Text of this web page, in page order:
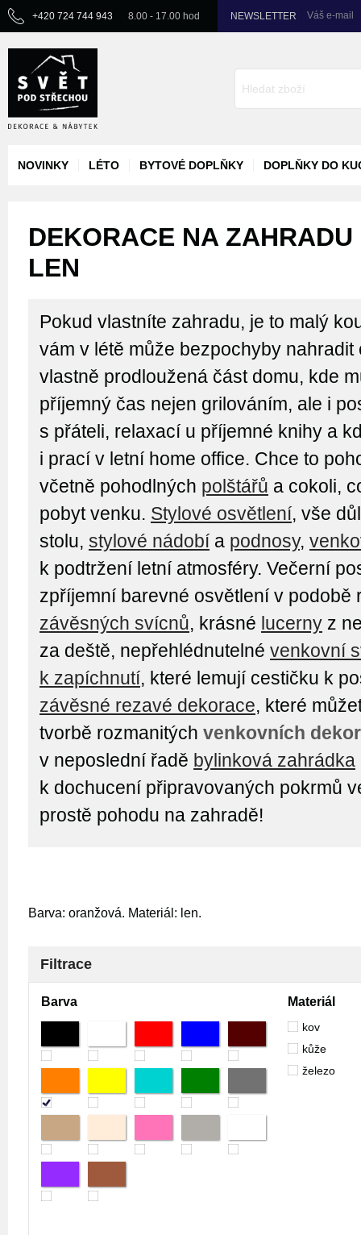
+420 724 744 943 8.00 - 17.00 hod NEWSLETTER Váš e-mail
NOVINKY LÉTO BYTOVÉ DOPLŇKY DOPLŇKY DO
DEKORACE NA
LEN
Pokud vlastníte zahradu, je to malý
vám v létě může bezpochyby nahradit
vlastně prodloužená část domu, kde
příjemný čas nejen grilováním, ale i
s přáteli, relaxací u příjemné knihy a
i prací v letní home office. Chce to
včetně pohodlných polštářů a cokoli,
pobyt venku. Stylové osvětlení, vše
stolu, stylové nádobí a podnosy,
k podtržení letní atmosféry. Večerní
zpříjemní barevné osvětlení v podobě
závěsných svícnů, krásné lucerny z
za deště, nepřehlédnutelné venkovní
k zapíchnutí, které lemují cestičku k
závěsné rezavé dekorace, které
tvorbě rozmanitých venkovních
v neposlední řadě bylinková zahrádka
k dochucení připravovaných pokrmů
prostě pohodu na zahradě!
Barva: oranžová. Materiál: len.
Filtrace
Barva Materiál
kov
kůže
železo